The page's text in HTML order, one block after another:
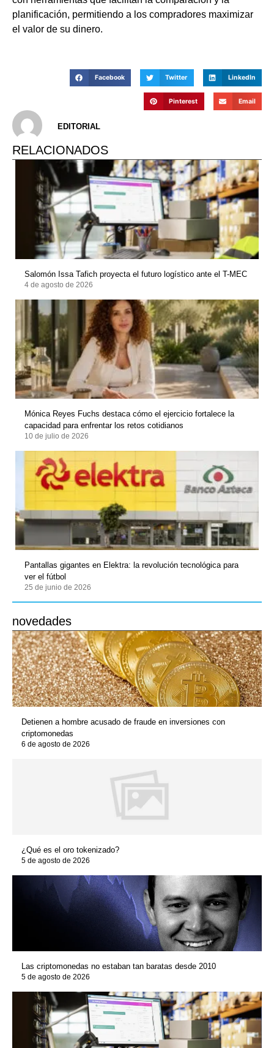
planificación, permitiendo a los compradores maximizar
el valor de su dinero.
Facebook Twitter LinkedIn
Pinterest Email
EDITORIAL
RELACIONADOS
Salomón Issa Tafich proyecta el futuro logístico ante el T-MEC
4 de agosto de 2026
Mónica Reyes Fuchs destaca cómo el ejercicio fortalece la
capacidad para enfrentar los retos cotidianos
10 de julio de 2026
Pantallas gigantes en Elektra: la revolución tecnológica para
ver el fútbol
25 de junio de 2026
novedades
Detienen a hombre acusado de fraude en inversiones con
criptomonedas
6 de agosto de 2026
¿Qué es el oro tokenizado?
5 de agosto de 2026
Las criptomonedas no estaban tan baratas desde 2010
5 de agosto de 2026